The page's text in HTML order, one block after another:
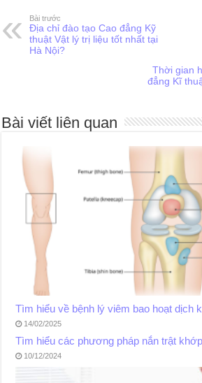
Bài trước
Địa chỉ đào tạo Cao đẳng Kỹ
thuật Vật lý trị liệu tốt nhất tại
Hà Nội?
Thời gian
đẳng Kĩ
Bài viết liên quan
Tìm hiểu về bệnh lý viêm bao hoạt dịch
14/02/2025
Tìm hiểu các phương pháp nắn trật
10/12/2024